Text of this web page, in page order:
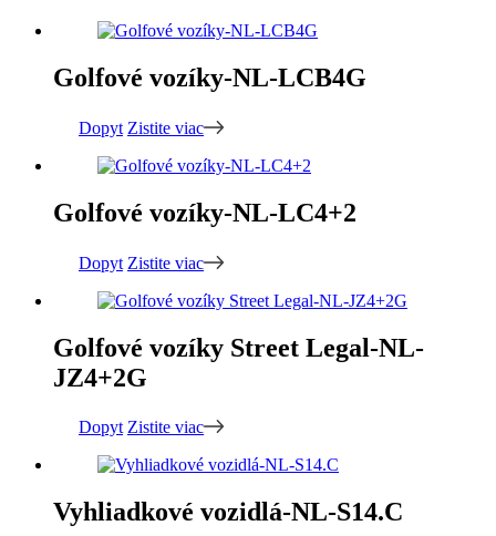
Golfové vozíky-NL-LCB4G
Dopyt Zistite viac
Golfové vozíky-NL-LC4+2
Dopyt Zistite viac
Golfové vozíky Street Legal-NL-
JZ4+2G
Dopyt Zistite viac
Vyhliadkové vozidlá-NL-S14.C